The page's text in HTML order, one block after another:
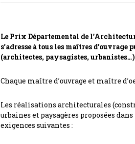
Le Prix Départemental de
s’adresse à tous les maîtres
(architectes, paysagistes,
Chaque maître d’ouvrage et maître
Les réalisations architecturales
urbaines et paysagères proposées
exigences suivantes :